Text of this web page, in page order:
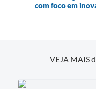
com foco em
VEJA MAIS